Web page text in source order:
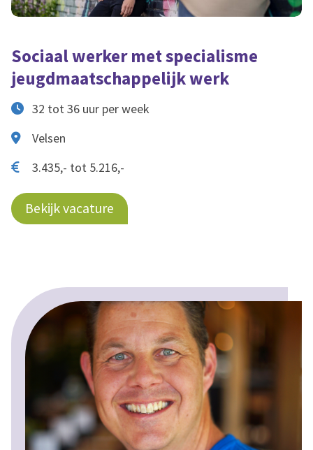
Sociaal werker met specialisme
jeugdmaatschappelijk werk
32 tot 36 uur per week
Velsen
3.435,- tot 5.216,-
Bekijk vacature